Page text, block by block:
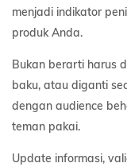
menjadi indikator
produk Anda.
Bukan berarti harus
baku, atau diganti
dengan audience
teman pakai.
Update informasi,